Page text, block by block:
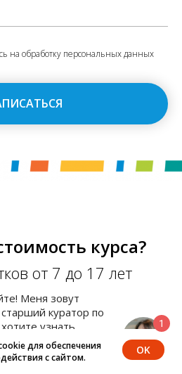
на обработку персональных данных
курса?
от 7 до 17 лет
для обеспечения
с сайтом.
OK
Меня зовут
куратор по
узнать
курсах?
1